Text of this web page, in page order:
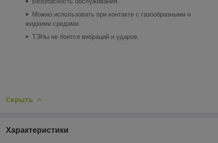
Можно использовать при контакте с газообразными и
жидкими средами.
ТЭНы не боятся вибраций и ударов.
Скрыть
Характеристики